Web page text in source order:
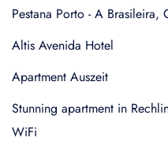
Pestana Porto - A
Altis Avenida Hotel
Apartment Auszeit
Stunning apartment in
WiFi